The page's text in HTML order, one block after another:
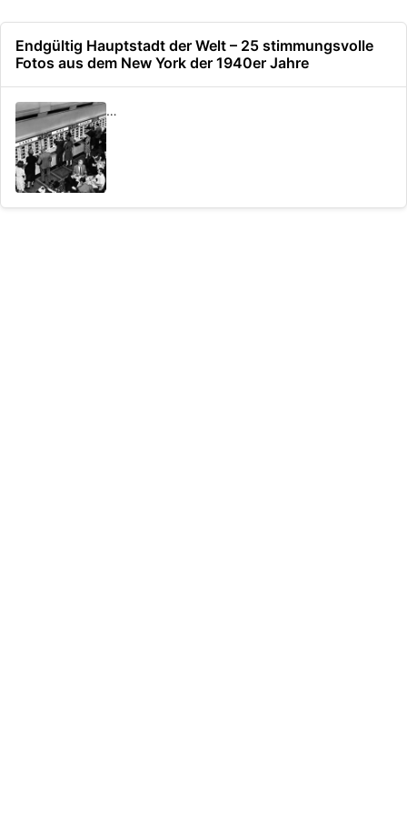
Endgültig Hauptstadt der Welt – 25 stimmungsvolle
Fotos aus dem New York der 1940er Jahre
…